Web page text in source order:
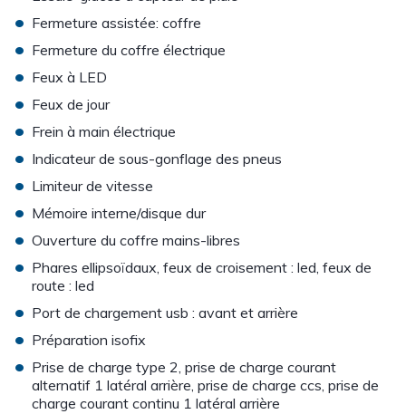
• Fermeture assistée: coffre
• Fermeture du coffre électrique
• Feux à LED
• Feux de jour
• Frein à main électrique
• Indicateur de sous-gonflage des pneus
• Limiteur de vitesse
• Mémoire interne/disque dur
• Ouverture du coffre mains-libres
• Phares ellipsoïdaux, feux de croisement : led, feux de
route : led
• Port de chargement usb : avant et arrière
• Préparation isofix
• Prise de charge type 2, prise de charge courant
alternatif 1 latéral arrière, prise de charge ccs, prise de
charge courant continu 1 latéral arrière